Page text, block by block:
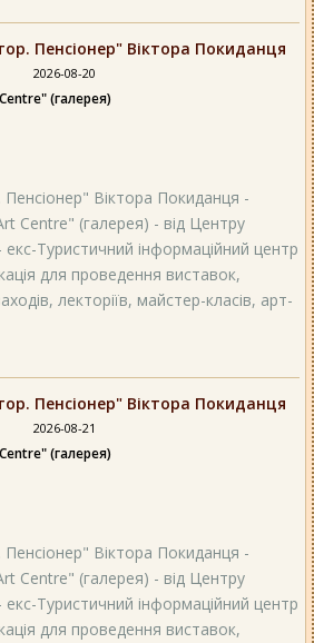
Пенсіонер" Віктора Покиданця
2026-08-20
(галерея)
Віктора Покиданця -
Centre" (галерея) - від Центру
Туристичний інформаційний центр
для проведення виставок,
лекторіїв, майстер-класів, арт-
Пенсіонер" Віктора Покиданця
2026-08-21
(галерея)
Віктора Покиданця -
Centre" (галерея) - від Центру
Туристичний інформаційний центр
для проведення виставок,